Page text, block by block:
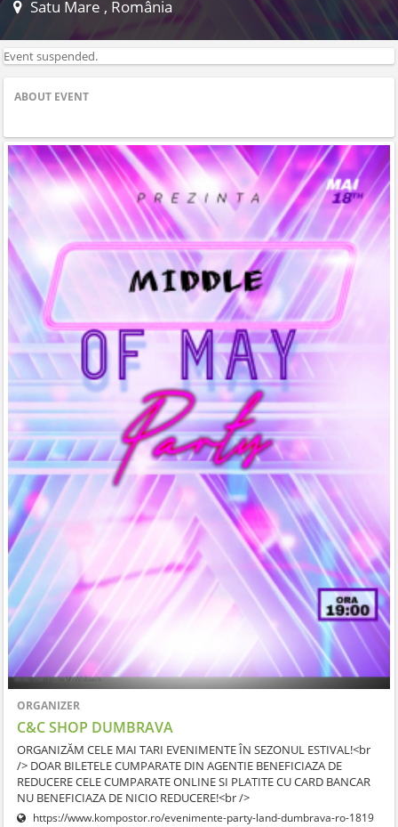
Satu Mare , România
Event suspended.
ABOUT EVENT
ORGANIZER
C&C SHOP DUMBRAVA
ORGANIZĂM CELE MAI TARI EVENIMENTE ÎN SEZONUL ESTIVAL!<br
/> DOAR BILETELE CUMPARATE DIN AGENTIE BENEFICIAZA DE
REDUCERE CELE CUMPARATE ONLINE SI PLATITE CU CARD BANCAR
NU BENEFICIAZA DE NICIO REDUCERE!<br />
https://www.kompostor.ro/evenimente-party-land-dumbrava-ro-1819